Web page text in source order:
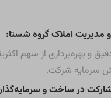
مدیریت املاک گروه شستا:
و بهره‌برداری از سهم
سرمایه شرکت.
در ساخت و